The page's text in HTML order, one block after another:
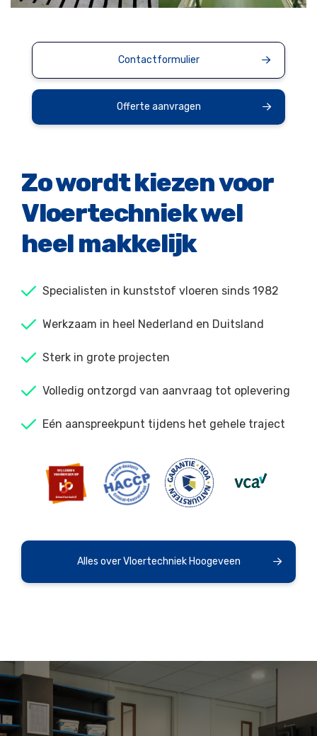
Contactformulier
Offerte aanvragen
Zo wordt kiezen voor
Vloertechniek wel
heel makkelijk
Specialisten in kunststof vloeren sinds 1982
Werkzaam in heel Nederland en Duitsland
Sterk in grote projecten
Volledig ontzorgd van aanvraag tot oplevering
Eén aanspreekpunt tijdens het gehele traject
Alles over Vloertechniek Hoogeveen